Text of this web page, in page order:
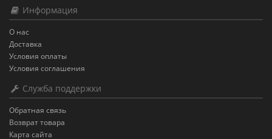
Информация
О нас
Доставка
Условия оплаты
Условия соглашения
Служба поддержки
Обратная связь
Возврат товара
Карта сайта